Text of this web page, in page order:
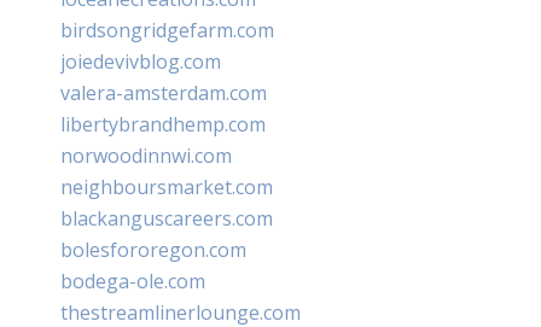
birdsongridgefarm.com
joiedevivblog.com
valera-amsterdam.com
libertybrandhemp.com
norwoodinnwi.com
neighboursmarket.com
blackanguscareers.com
bolesfororegon.com
bodega-ole.com
thestreamlinerlounge.com